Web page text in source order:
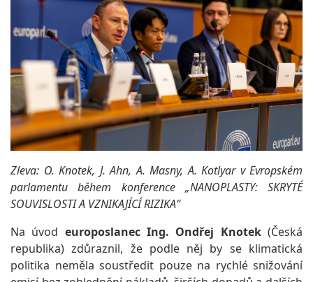
Zleva: O. Knotek, J. Ahn, A. Masny, A. Kotlyar v Evropském
parlamentu během konference „NANOPLASTY: SKRYTÉ
SOUVISLOSTI A VZNIKAJÍCÍ RIZIKA“
Na úvod europoslanec Ing. Ondřej Knotek(Česká
republika) zdůraznil, že podle něj by se klimatická
politika neměla soustředit pouze na rychlé snižování